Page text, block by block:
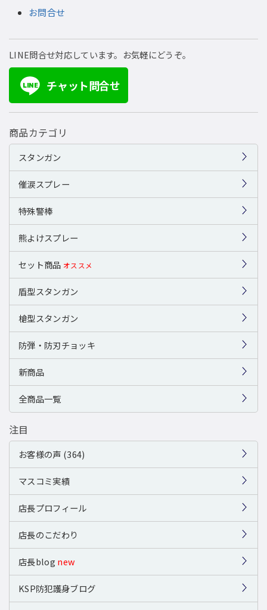
お問合せ
LINE問合せ対応しています。お気軽にどうぞ。
LINE チャット問合せ
商品カテゴリ
スタンガン
催涙スプレー
特殊警棒
熊よけスプレー
セット商品 オススメ
盾型スタンガン
槍型スタンガン
防弾・防刃チョッキ
新商品
全商品一覧
注目
お客様の声 (364)
マスコミ実績
店長プロフィール
店長のこだわり
店長blog new
KSP防犯護身ブログ